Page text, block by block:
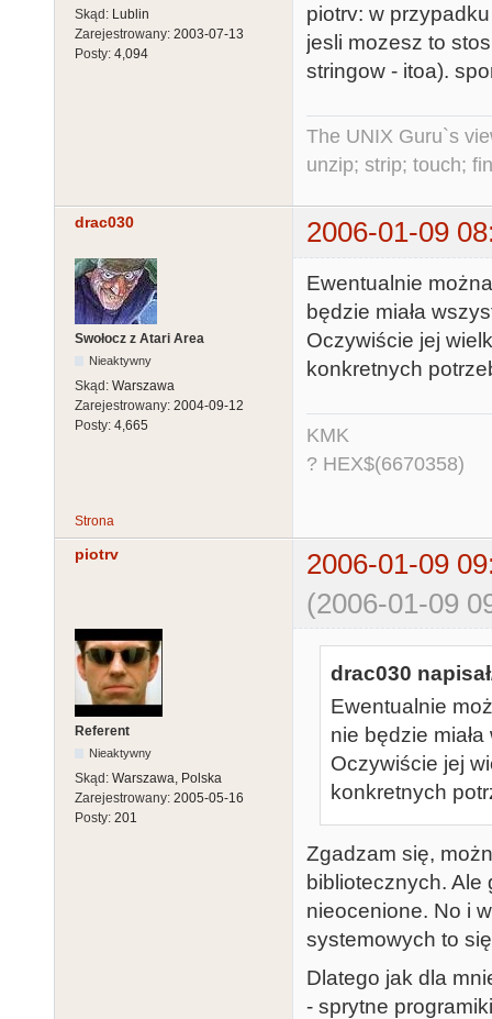
Skąd: Lublin
Zarejestrowany: 2003-07-13
Posty: 4,094
piotrv: w
jesli mozesz to
stringow - itoa).
The UNIX Guru`s
unzip; strip; touch;
drac030 2006-01-09
Swołocz z Atari Area
Nieaktywny
Skąd: Warszawa
Zarejestrowany: 2004-09-12
Posty: 4,665
Ewentualnie
będzie miała
Oczywiście jej
konkretnych
KMK
? HEX$(6670358)
Strona
piotrv
2006-01-09
(2006-01-09
Referent
Nieaktywny
Skąd: Warszawa, Polska
Zarejestrowany: 2005-05-16
Posty: 201
drac030
Ewentualnie
nie będzie
Oczywiście jej
konkretnych
Zgadzam się,
bibliotecznych.
nieocenione. No i
systemowych to
Dlatego jak dla
- sprytne